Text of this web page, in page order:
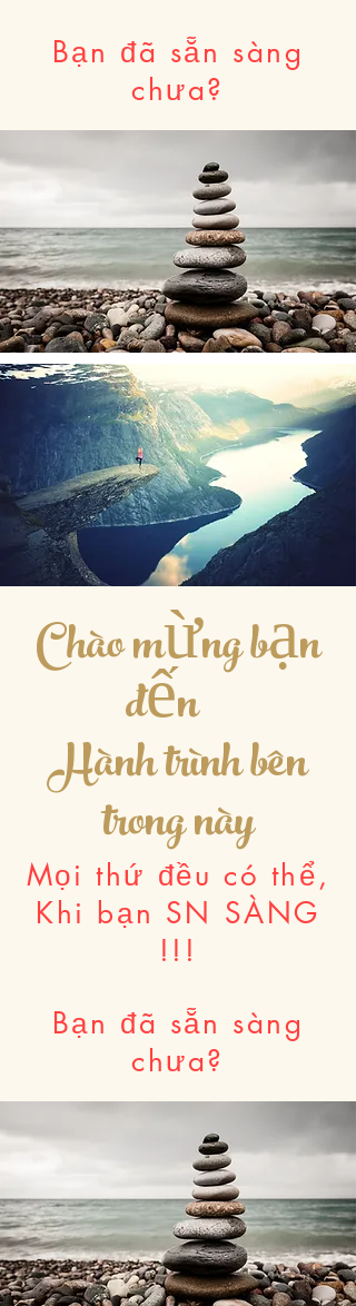
Bạn đã sẵn sàng
chưa?
Chào mừng bạn
đến
Hành trình bên
trong này
Mọi thứ đều có thể,
Khi bạn SN SÀNG
!!!
Bạn đã sẵn sàng
chưa?